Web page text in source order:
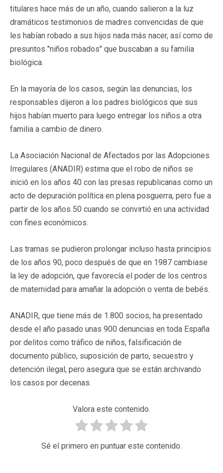
titulares hace más de un año, cuando salieron a la luz
dramáticos testimonios de madres convencidas de que
les habían robado a sus hijos nada más nacer, así como de
presuntos "niños robados" que buscaban a su familia
biológica.
En la mayoría de los casos, según las denuncias, los
responsables dijeron a los padres biológicos que sus
hijos habían muerto para luego entregar los niños a otra
familia a cambio de dinero.
La Asociación Nacional de Afectados por las Adopciones
Irregulares (ANADIR) estima que el robo de niños se
inició en los años 40 con las presas republicanas como un
acto de depuración política en plena posguerra, pero fue a
partir de los años 50 cuando se convirtió en una actividad
con fines económicos.
Las tramas se pudieron prolongar incluso hasta principios
de los años 90, poco después de que en 1987 cambiase
la ley de adopción, que favorecía el poder de los centros
de maternidad para amañar la adopción o venta de bebés.
ANADIR, que tiene más de 1.800 socios, ha presentado
desde el año pasado unas 900 denuncias en toda España
por delitos como tráfico de niños, falsificación de
documento público, suposición de parto, secuestro y
detención ilegal, pero asegura que se están archivando
los casos por decenas.
Valora este contenido.
Sé el primero en puntuar este contenido.